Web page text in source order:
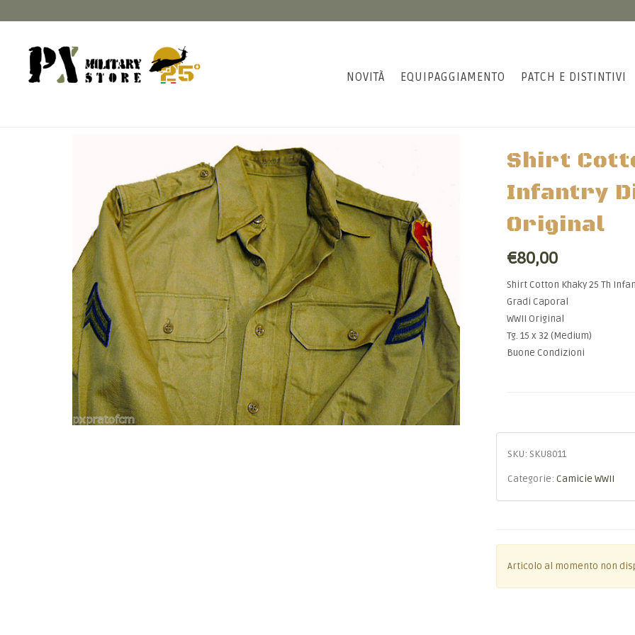
NOVITÀ EQUIPAGGIAMENTO PATCH E DISTINTIVI
Shirt
Infantry
Original
€80,00
Shirt Cotton Khaky 25 Th
Gradi Caporal
WWII Original
Tg. 15 x 32 (Medium)
Buone Condizioni
SKU: SKU8011
Categorie: Camicie WWII
Articolo al momento non